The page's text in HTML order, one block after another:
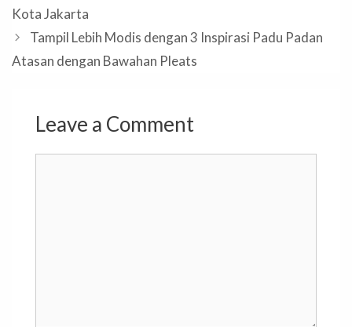
Kota Jakarta
Tampil Lebih Modis dengan 3 Inspirasi Padu Padan
Atasan dengan Bawahan Pleats
Leave a Comment